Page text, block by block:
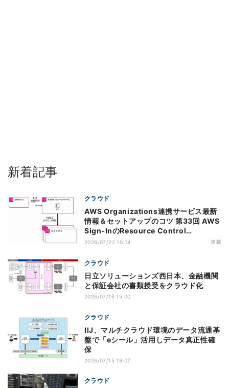
新着記事
クラウド
AWS Organizations連携サービス最新
情報＆セットアップのコツ 第33回 AWS
Sign-InのResource Control
Policy（RCP）対応のメリットと注意点
2026/07/22 10:14 連載
クラウド
日立ソリューションズ西日本、金融機関
と保証会社の書類授受をクラウド化
2026/07/16 15:00
クラウド
IIJ、マルチクラウド環境のデータ流通基
盤で「eシール」活用しデータ真正性確
保
2026/07/15 19:07
クラウド